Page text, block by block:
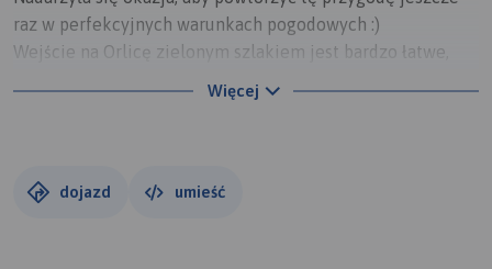
raz w perfekcyjnych warunkach pogodowych :)
Wejście na Orlicę zielonym szlakiem jest bardzo łatwe,
Nie chcąc wracać tą samą trasą, wybraliśmy wariant
Trawa po pas, podmokły teren, lepiej wydłużyć trasę i
Więcej
dojazd umieść